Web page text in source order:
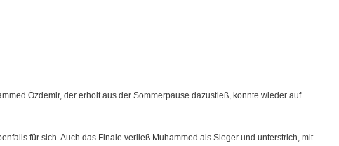
Özdemir, der erholt aus der Sommerpause dazustieß, konnte wieder auf
für sich. Auch das Finale verließ Muhammed als Sieger und unterstrich, mit